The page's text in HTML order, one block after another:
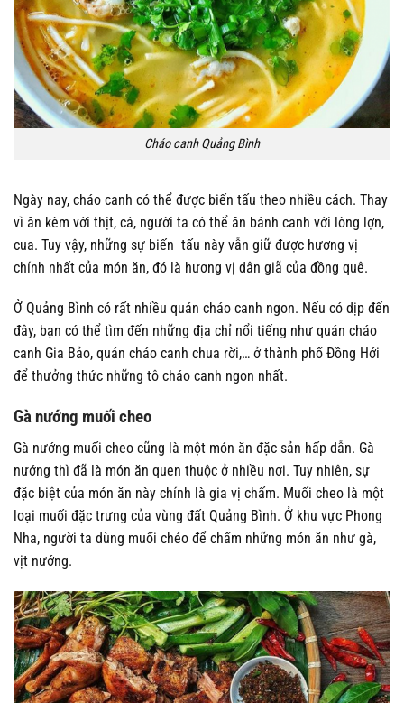
Cháo canh Quảng Bình
Ngày nay, cháo canh có thể được biến tấu theo nhiều cách. Thay
vì ăn kèm với thịt, cá, người ta có thể ăn bánh canh với lòng lợn,
cua. Tuy vậy, những sự biến tấu này vẫn giữ được hương vị
chính nhất của món ăn, đó là hương vị dân giã của đồng quê.
Ở Quảng Bình có rất nhiều quán cháo canh ngon. Nếu có dịp đến
đây, bạn có thể tìm đến những địa chỉ nổi tiếng như quán cháo
canh Gia Bảo, quán cháo canh chua rời,… ở thành phố Đồng Hới
để thưởng thức những tô cháo canh ngon nhất.
Gà nướng muối cheo
Gà nướng muối cheo cũng là một món ăn đặc sản hấp dẫn. Gà
nướng thì đã là món ăn quen thuộc ở nhiều nơi. Tuy nhiên, sự
đặc biệt của món ăn này chính là gia vị chấm. Muối cheo là một
loại muối đặc trưng của vùng đất Quảng Bình. Ở khu vực Phong
Nha, người ta dùng muối chéo để chấm những món ăn như gà,
vịt nướng.